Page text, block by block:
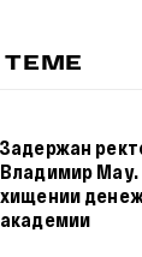
ТЕМЕ
Задержан
Владимир Мау.
хищении
академии